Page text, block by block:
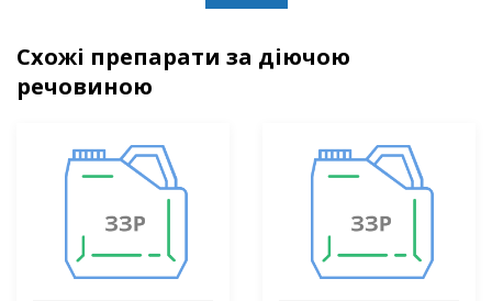
Схожі препарати за діючою
речовиною